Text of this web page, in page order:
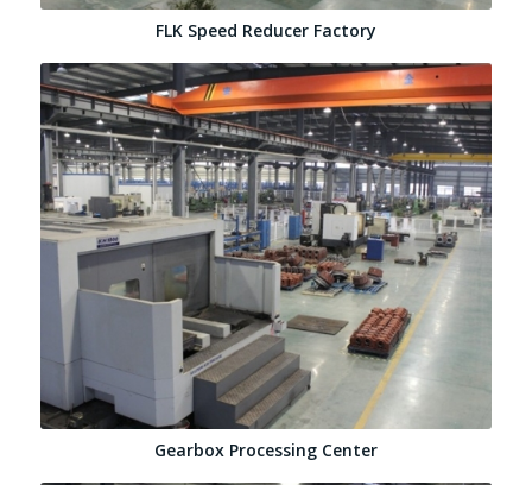
FLK Speed Reducer Factory
Gearbox Processing Center